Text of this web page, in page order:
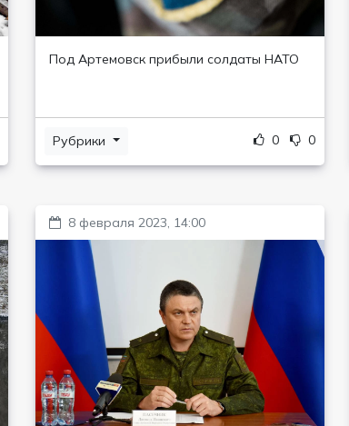
Под Артемовск прибыли солдаты НАТО
Рубрики 0 0
8 февраля 2023, 14:00